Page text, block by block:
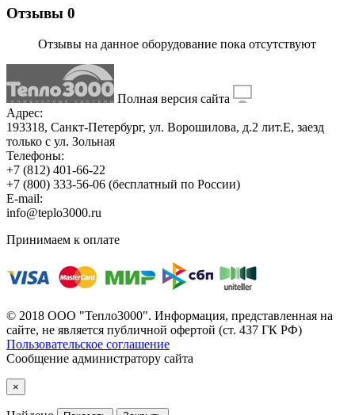
Отзывы 0
Отзывы на данное оборудование пока отсутствуют
Полная версия сайта
Адрес:
193318, Санкт-Петербург, ул. Ворошилова, д.2 лит.Е, заезд
только с ул. Зольная
Телефоны:
+7 (812) 401-66-22
+7 (800) 333-56-06 (бесплатный по России)
E-mail:
info@teplo3000.ru
Принимаем к оплате
© 2018 ООО "Тепло3000". Информация, представленная на
сайте, не является публичной офертой (ст. 437 ГК РФ)
Пользовательское соглашение
Сообщение администратору сайта
×